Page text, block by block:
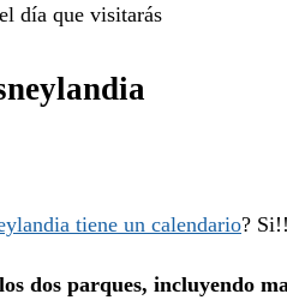
día que visitarás
tiene un calendario?
dos parques, incluyendo